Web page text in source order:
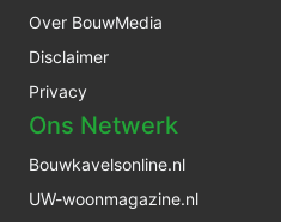
Over BouwMedia
Disclaimer
Privacy
Ons Netwerk
Bouwkavelsonline.nl
UW-woonmagazine.nl